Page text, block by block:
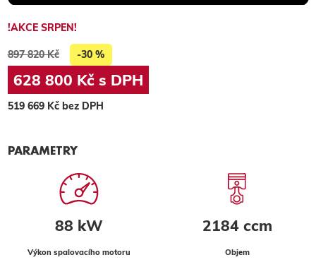
!AKCE SRPEN!
897 820 Kč -30 %
628 800 Kč s DPH
519 669 Kč bez DPH
PARAMETRY
88 kW
Výkon spalovacího motoru
2184 ccm
Objem